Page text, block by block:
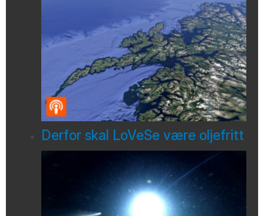
Derfor skal LoVeSe være oljefritt